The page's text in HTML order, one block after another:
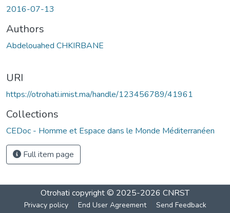
2016-07-13
Authors
Abdelouahed CHKIRBANE
URI
https://otrohati.imist.ma/handle/123456789/41961
Collections
CEDoc - Homme et Espace dans le Monde Méditerranéen
Full item page
Otrohati copyright © 2025-2026 CNRST
Privacy policy End User Agreement Send Feedback